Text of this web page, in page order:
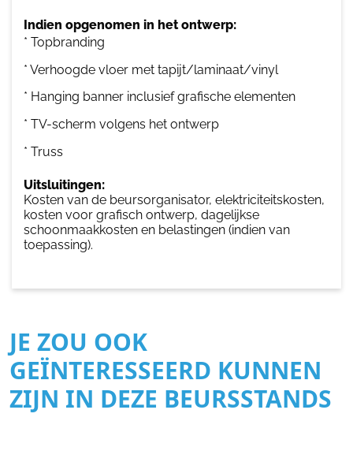
Indien opgenomen in het ontwerp:
* Topbranding
* Verhoogde vloer met tapijt/laminaat/vinyl
* Hanging banner inclusief grafische elementen
* TV-scherm volgens het ontwerp
* Truss
Uitsluitingen:
Kosten van de beursorganisator, elektriciteitskosten,
kosten voor grafisch ontwerp, dagelijkse
schoonmaakkosten en belastingen (indien van
toepassing).
JE ZOU OOK
GEÏNTERESSEERD KUNNEN
ZIJN IN DEZE BEURSSTANDS